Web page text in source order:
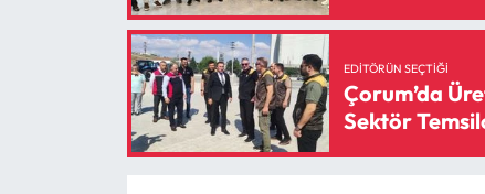
EDITÖRÜN SEÇTIĞI
Çorum’da
Sektör